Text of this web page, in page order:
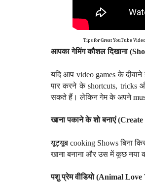
Tipsfor Great YouTube
आपका गेमिंग कौशल दिखाना (
यदि आप videogamesके
पार करने के shortcuts, tricks
सकते हैं। लेकिन गेम के अपने
खाना पकाने के शो बनाएं (Create
यूट्यूब cooking Showsबिना
खाना बनाना और उस में कुछ नया
पशु प्रेम वीडियो (Animal Love